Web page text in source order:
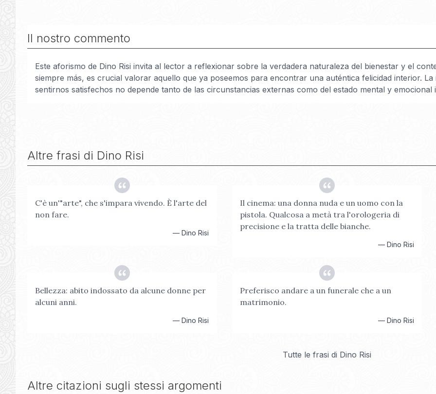
Il nostro commento
Este aforismo de Dino Risi invita al lector a reflexionar sobre la verdadera naturaleza del bienestar y el
siempre más, es crucial valorar aquello que ya poseemos para encontrar una auténtica felicidad interior.
sentirnos satisfechos no depende tanto de las circunstancias externas como del estado mental y
Altre frasi di Dino Risi
C'è un'"arte", che s'impara vivendo. È l'arte del
non fare.
—Dino Risi
Il cinema: una donna nuda e un uomo con la
pistola. Qualcosa a metà tra l'orologeria di
precisione e la tratta delle bianche.
— Dino Risi
Bellezza: abito indossato da alcune donne per
alcuni anni.
—Dino Risi
Preferisco andare a un funerale che a un
matrimonio.
— Dino Risi
Tutte le frasi di Dino Risi
Altre citazioni sugli stessi argomenti